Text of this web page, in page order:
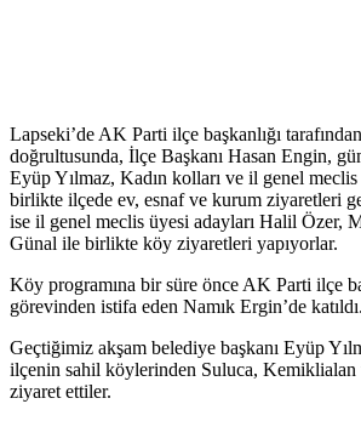
Lapseki’de AK Parti ilçe başkanlığı
doğrultusunda, İlçe Başkanı Hasan Engin,
Eyüp Yılmaz, Kadın kolları ve il genel
birlikte ilçede ev, esnaf ve kurum ziyaretleri
ise il genel meclis üyesi adayları Halil Özer,
Günal ile birlikte köy ziyaretleri yapıyorlar.
Köy programına bir süre önce AK Parti ilçe
görevinden istifa eden Namık Ergin’de katıldı.
Geçtiğimiz akşam belediye başkanı Eyüp
ilçenin sahil köylerinden Suluca, Kemiklialan
ziyaret ettiler.